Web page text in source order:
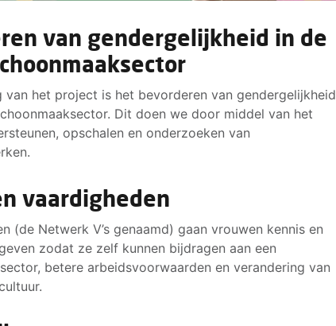
van gendergelijkheid in de
van het project is het bevorderen van gendergelijkheid
Dit doen we door middel van het
opschalen en onderzoeken van
vaardigheden
(de Netwerk V’s genaamd) gaan vrouwen kennis en
zodat ze zelf kunnen bijdragen aan een
betere arbeidsvoorwaarden en verandering van